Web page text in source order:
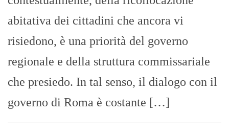
abitativa dei cittadini che ancora vi
risiedono, è una priorità del governo
regionale e della struttura commissariale
che presiedo. In tal senso, il dialogo con il
governo di Roma è costante […]